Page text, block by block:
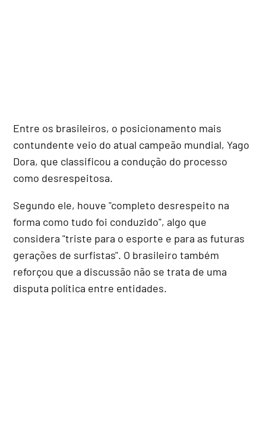
Entre os brasileiros, o posicionamento mais
contundente veio do atual campeão mundial, Yago
Dora, que classificou a condução do processo
como desrespeitosa.
Segundo ele, houve "completo desrespeito na
forma como tudo foi conduzido", algo que
considera "triste para o esporte e para as futuras
gerações de surfistas". O brasileiro também
reforçou que a discussão não se trata de uma
disputa política entre entidades.